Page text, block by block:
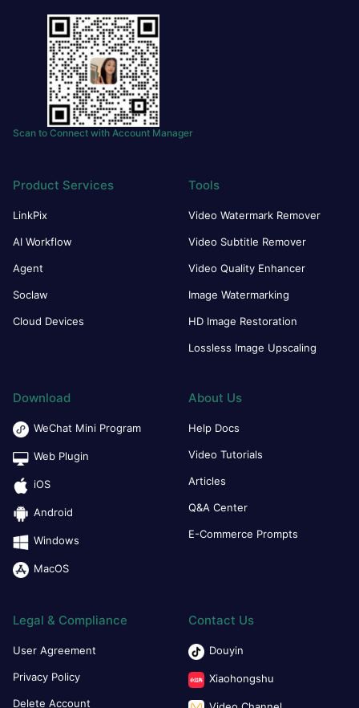
Scan to Connect with Account Manager
Product Services
LinkPix
AI Workflow
Agent
Soclaw
Cloud Devices
Tools
Video Watermark Remover
Video Subtitle Remover
Video Quality Enhancer
Image Watermarking
HD Image Restoration
Lossless Image Upscaling
Download
WeChat Mini Program
Web Plugin
iOS
Android
Windows
MacOS
About Us
Help Docs
Video Tutorials
Articles
Q&A Center
E-Commerce Prompts
Legal & Compliance
User Agreement
Privacy Policy
Delete Account
Contact Us
Douyin
Xiaohongshu